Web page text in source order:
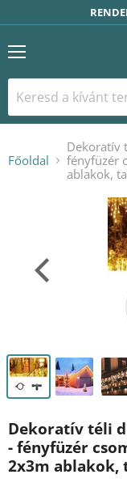
Menü
Főoldal
Dekoratív
fényfüzér
ablakok,
Dekoratív téli
- fényfüzér
2x3m